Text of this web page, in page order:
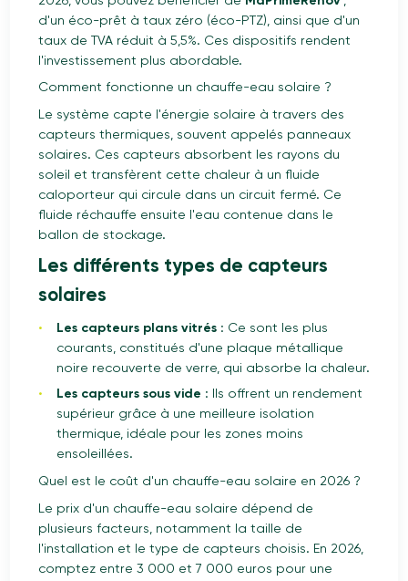
d'un éco-prêt à taux zéro (éco-PTZ), ainsi que d'un
taux de TVA réduit à 5,5%. Ces dispositifs rendent
l'investissement plus abordable.
Comment fonctionne un chauffe-eau solaire ?
Le système capte l'énergie solaire à travers des
capteurs thermiques, souvent appelés panneaux
solaires. Ces capteurs absorbent les rayons du
soleil et transfèrent cette chaleur à un fluide
caloporteur qui circule dans un circuit fermé. Ce
fluide réchauffe ensuite l'eau contenue dans le
ballon de stockage.
Les différents types de capteurs
solaires
Les capteurs plans vitrés: Ce sont les plus
courants, constitués d'une plaque métallique
noire recouverte de verre, qui absorbe la chaleur.
Les capteurs sous vide : Ils offrent un rendement
supérieur grâce à une meilleure isolation
thermique, idéale pour les zones moins
ensoleillées.
Quel est le coût d'un chauffe-eau solaire en 2026 ?
Le prix d'un chauffe-eau solaire dépend de
plusieurs facteurs, notamment la taille de
l'installation et le type de capteurs choisis. En 2026,
comptez entre 3 000 et 7 000 euros pour une